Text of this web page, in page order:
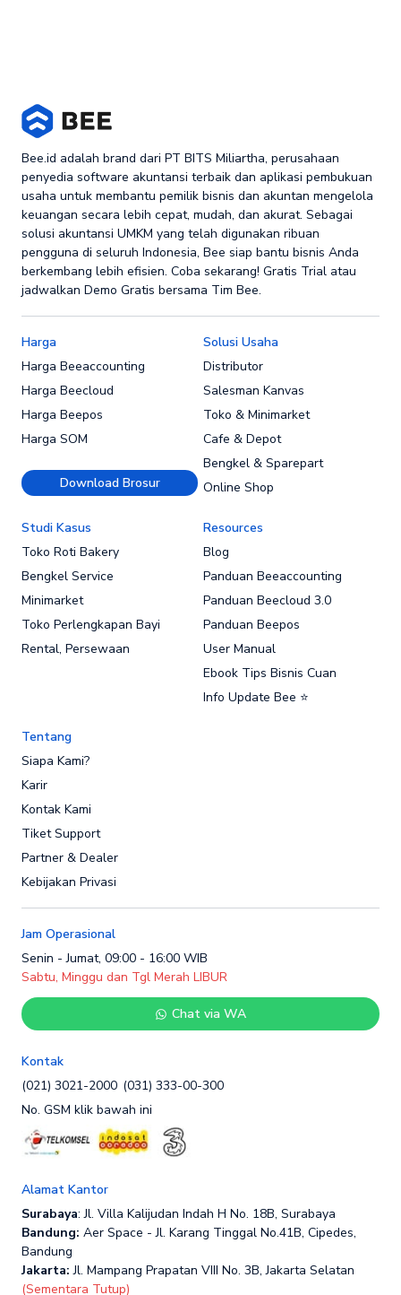
Bee.id adalah brand dari PT BITS Miliartha, perusahaan
penyedia software akuntansi terbaik dan aplikasi pembukuan
usaha untuk membantu pemilik bisnis dan akuntan mengelola
keuangan secara lebih cepat, mudah, dan akurat. Sebagai
solusi akuntansi UMKM yang telah digunakan ribuan
pengguna di seluruh Indonesia, Bee siap bantu bisnis Anda
berkembang lebih efisien. Coba sekarang! Gratis Trial atau
jadwalkan Demo Gratis bersama Tim Bee.
Harga
Harga Beeaccounting
Harga Beecloud
Harga Beepos
Harga SOM
Download Brosur
Solusi Usaha
Distributor
Salesman Kanvas
Toko & Minimarket
Cafe & Depot
Bengkel & Sparepart
Online Shop
Studi Kasus
Toko Roti Bakery
Bengkel Service
Minimarket
Toko Perlengkapan Bayi
Rental, Persewaan
Resources
Blog
Panduan Beeaccounting
Panduan Beecloud 3.0
Panduan Beepos
User Manual
Ebook Tips Bisnis Cuan
Info Update Bee ⭐
Tentang
Siapa Kami?
Karir
Kontak Kami
Tiket Support
Partner & Dealer
Kebijakan Privasi
Jam Operasional
Senin - Jumat, 09:00 - 16:00 WIB
Sabtu, Minggu dan Tgl Merah LIBUR
Chat via WA
Kontak
(021) 3021-2000 (031) 333-00-300
No. GSM klik bawah ini
Alamat Kantor
Surabaya: Jl. Villa Kalijudan Indah H No. 18B, Surabaya
Bandung: Aer Space - Jl. Karang Tinggal No.41B, Cipedes,
Bandung
Jakarta: Jl. Mampang Prapatan VIII No. 3B, Jakarta Selatan
(Sementara Tutup)